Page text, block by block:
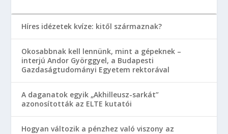
Híres idézetek kvíze: kitől származnak?
Okosabbnak kell lennünk, mint a gépeknek –
interjú Andor Györggyel, a Budapesti
Gazdaságtudományi Egyetem rektorával
A daganatok egyik „Akhilleusz-sarkát”
azonosították az ELTE kutatói
Hogyan változik a pénzhez való viszony az